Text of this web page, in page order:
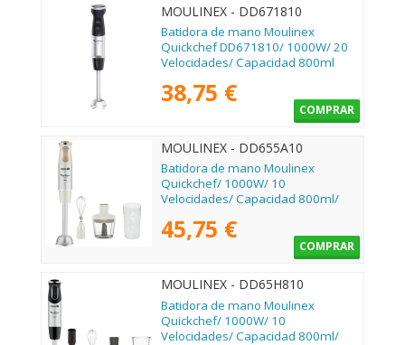
MOULINEX - DD671810
Batidora de mano Moulinex
Quickchef DD671810/ 1000W/ 20
Velocidades/ Capacidad 800ml
38,75 €
COMPRAR
MOULINEX - DD655A10
Batidora de mano Moulinex
Quickchef/ 1000W/ 10
Velocidades/ Capacidad 800ml/
Medidor
45,75 €
COMPRAR
MOULINEX - DD65H810
Batidora de mano Moulinex
Quickchef/ 1000W/ 10
Velocidades/ Capacidad 800ml/